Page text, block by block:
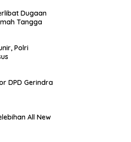
Dugaan
Tangga
Polri
DPD Gerindra
All New